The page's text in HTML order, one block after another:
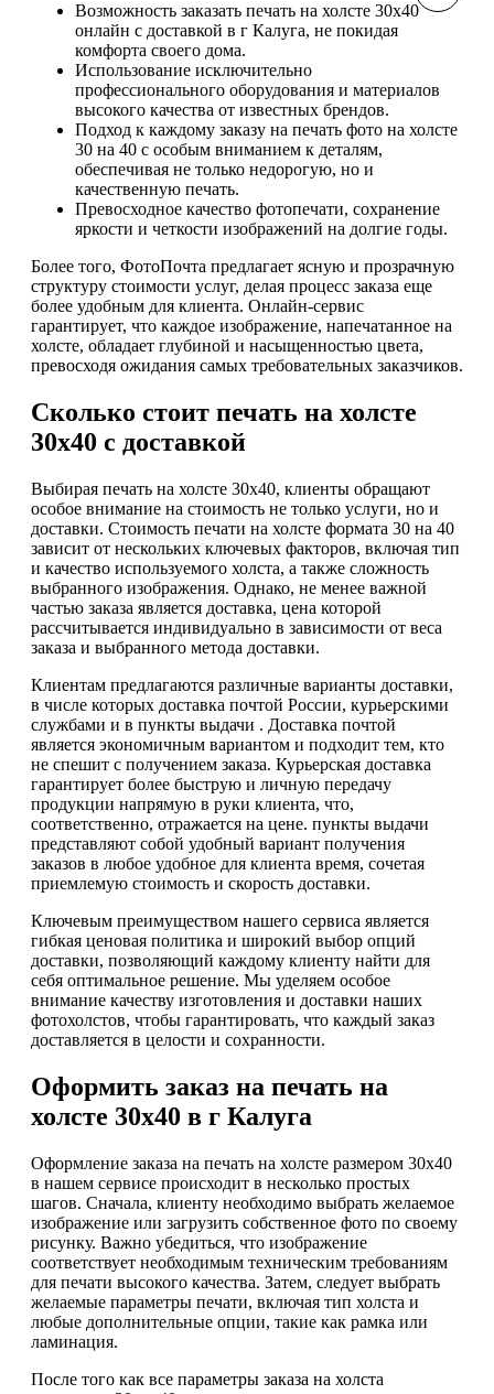
Возможность заказать печать на холсте 30х40
онлайн с доставкой в г Калуга, не покидая
комфорта своего дома.
Использование исключительно
профессионального оборудования и материалов
высокого качества от известных брендов.
Подход к каждому заказу на печать фото на холсте
30 на 40 с особым вниманием к деталям,
обеспечивая не только недорогую, но и
качественную печать.
Превосходное качество фотопечати, сохранение
яркости и четкости изображений на долгие годы.
Более того, ФотоПочта предлагает ясную и прозрачную
структуру стоимости услуг, делая процесс заказа еще
более удобным для клиента. Онлайн-сервис
гарантирует, что каждое изображение, напечатанное на
холсте, обладает глубиной и насыщенностью цвета,
превосходя ожидания самых требовательных заказчиков.
Сколько стоит печать на холсте
30х40 с доставкой
Выбирая печать на холсте 30х40, клиенты обращают
особое внимание на стоимость не только услуги, но и
доставки. Стоимость печати на холсте формата 30 на 40
зависит от нескольких ключевых факторов, включая тип
и качество используемого холста, а также сложность
выбранного изображения. Однако, не менее важной
частью заказа является доставка, цена которой
рассчитывается индивидуально в зависимости от веса
заказа и выбранного метода доставки.
Клиентам предлагаются различные варианты доставки,
в числе которых доставка почтой России, курьерскими
службами и в пункты выдачи . Доставка почтой
является экономичным вариантом и подходит тем, кто
не спешит с получением заказа. Курьерская доставка
гарантирует более быструю и личную передачу
продукции напрямую в руки клиента, что,
соответственно, отражается на цене. пункты выдачи
представляют собой удобный вариант получения
заказов в любое удобное для клиента время, сочетая
приемлемую стоимость и скорость доставки.
Ключевым преимуществом нашего сервиса является
гибкая ценовая политика и широкий выбор опций
доставки, позволяющий каждому клиенту найти для
себя оптимальное решение. Мы уделяем особое
внимание качеству изготовления и доставки наших
фотохолстов, чтобы гарантировать, что каждый заказ
доставляется в целости и сохранности.
Оформить заказ на печать на
холсте 30х40 в г Калуга
Оформление заказа на печать на холсте размером 30х40
в нашем сервисе происходит в несколько простых
шагов. Сначала, клиенту необходимо выбрать желаемое
изображение или загрузить собственное фото по своему
рисунку. Важно убедиться, что изображение
соответствует необходимым техническим требованиям
для печати высокого качества. Затем, следует выбрать
желаемые параметры печати, включая тип холста и
любые дополнительные опции, такие как рамка или
ламинация.
После того как все параметры заказа на холста